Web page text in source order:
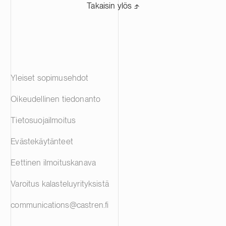
Takaisin ylös ⬏
Yleiset sopimusehdot
Oikeudellinen tiedonanto
Tietosuojailmoitus
Evästekäytänteet
Eettinen ilmoituskanava
Varoitus kalasteluyrityksistä
communications@castren.fi